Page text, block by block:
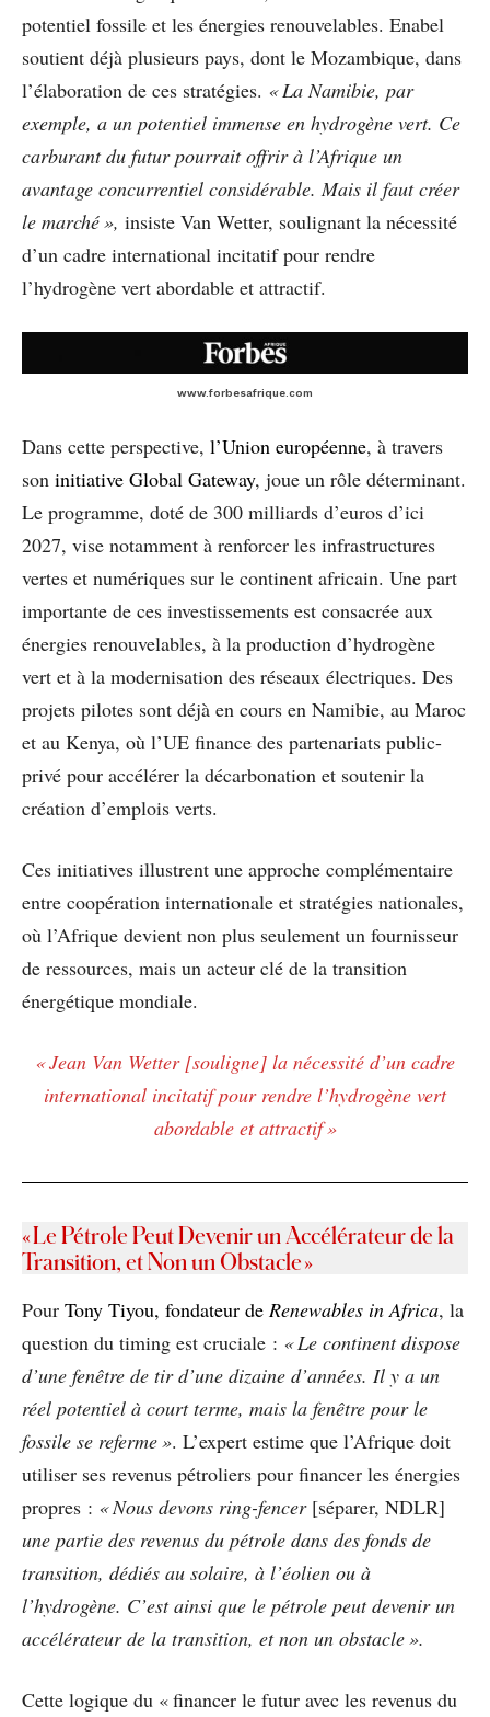
potentiel fossile et les énergies renouvelables. Enabel
soutient déjà plusieurs pays, dont le Mozambique, dans
l’élaboration de ces stratégies. « La Namibie, par
exemple, a un potentiel immense en hydrogène vert. Ce
carburant du futur pourrait offrir à l’Afrique un
avantage concurrentiel considérable. Mais il faut créer
le marché », insiste Van Wetter, soulignant la nécessité
d’un cadre international incitatif pour rendre
l’hydrogène vert abordable et attractif.
www.forbesafrique.com
Dans cette perspective, l’Union européenne, à travers
son initiative Global Gateway, joue un rôle déterminant.
Le programme, doté de 300 milliards d’euros d’ici
2027, vise notamment à renforcer les infrastructures
vertes et numériques sur le continent africain. Une part
importante de ces investissements est consacrée aux
énergies renouvelables, à la production d’hydrogène
vert et à la modernisation des réseaux électriques. Des
projets pilotes sont déjà en cours en Namibie, au Maroc
et au Kenya, où l’UE finance des partenariats public-
privé pour accélérer la décarbonation et soutenir la
création d’emplois verts.
Ces initiatives illustrent une approche complémentaire
entre coopération internationale et stratégies nationales,
où l’Afrique devient non plus seulement un fournisseur
de ressources, mais un acteur clé de la transition
énergétique mondiale.
« Jean Van Wetter [souligne] la nécessité d’un cadre
international incitatif pour rendre l’hydrogène vert
abordable et attractif »
« Le Pétrole Peut Devenir un Accélérateur de la
Transition, et Non un Obstacle »
Pour Tony Tiyou, fondateur de Renewables in Africa, la
question du timing est cruciale : « Le continent dispose
d’une fenêtre de tir d’une dizaine d’années. Il y a un
réel potentiel à court terme, mais la fenêtre pour le
fossile se referme ». L’expert estime que l’Afrique doit
utiliser ses revenus pétroliers pour financer les énergies
propres : « Nous devons ring-fencer [séparer, NDLR]
une partie des revenus du pétrole dans des fonds de
transition, dédiés au solaire, à l’éolien ou à
l’hydrogène. C’est ainsi que le pétrole peut devenir un
accélérateur de la transition, et non un obstacle ».
Cette logique du « financer le futur avec les revenus du